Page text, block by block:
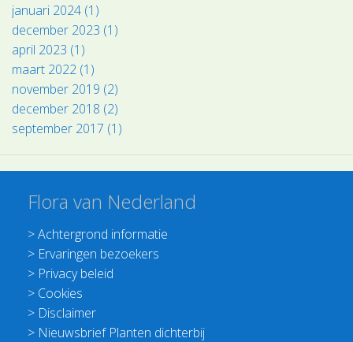
januari 2024 (1)
december 2023 (1)
april 2023 (1)
maart 2022 (1)
november 2019 (2)
december 2018 (2)
september 2017 (1)
Flora van Nederland
>Achtergrond informatie
> Ervaringen bezoekers
> Privacy beleid
> Cookies
> Disclaimer
> Nieuwsbrief Planten dichterbij